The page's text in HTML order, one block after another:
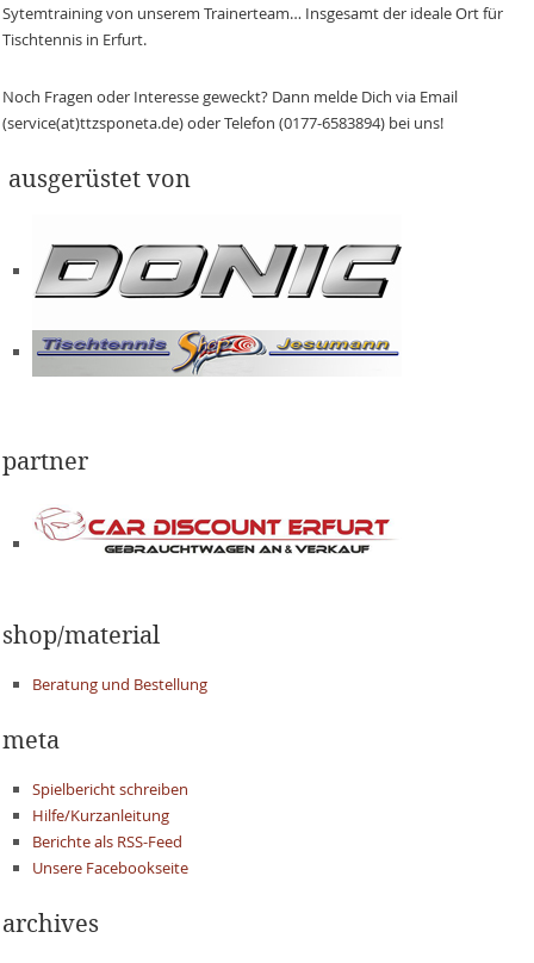
Sytemtraining von unserem Trainerteam… Insgesamt der ideale Ort für
Tischtennis in Erfurt.
Noch Fragen oder Interesse geweckt? Dann melde Dich via Email
(service(at)ttzsponeta.de) oder Telefon (0177-6583894) bei uns!
ausgerüstet von
partner
shop/material
Beratung und Bestellung
meta
Spielbericht schreiben
Hilfe/Kurzanleitung
Berichte als RSS-Feed
Unsere Facebookseite
archives